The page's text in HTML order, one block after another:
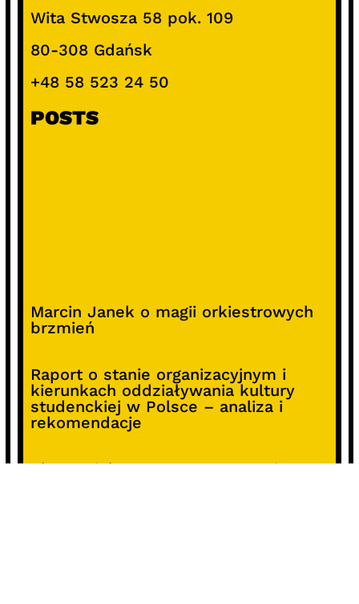
Wita Stwosza 58 pok. 109
80-308 Gdańsk
+48 58 523 24 50
POSTS
Marcin Janek o magii orkiestrowych
brzmień
Raport o stanie organizacyjnym i
kierunkach oddziaływania kultury
studenckiej w Polsce – analiza i
rekomendacje
Alterprojekt – program wsparcia